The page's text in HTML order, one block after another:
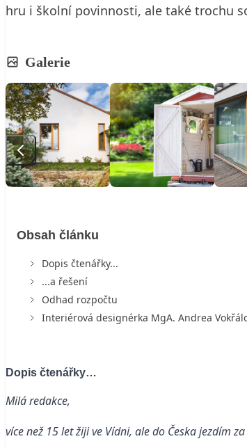
hru i školní povinnosti, ale také trochu
Galerie
Obsah článku
Dopis čtenářky...
...a řešení
Odhad rozpočtu
Interiérová designérka MgA. Andrea
Dopis čtenářky…
Milá redakce,
více než 15 let žiji ve Vídni, ale do Česka jezdím